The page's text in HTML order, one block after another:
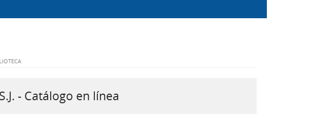
- Catálogo en línea